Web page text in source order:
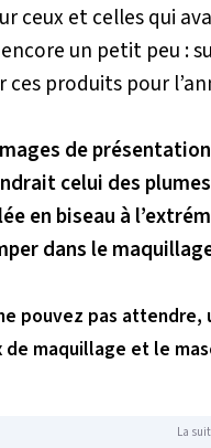
ceux et celles qui
un petit peu :
ces produits pour
de
celui des
en biseau à
dans le
pouvez pas
de maquillage et le
La